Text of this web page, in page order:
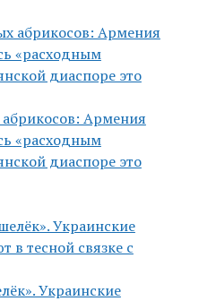
Армения
«расходным
диаспоре это
Украинские